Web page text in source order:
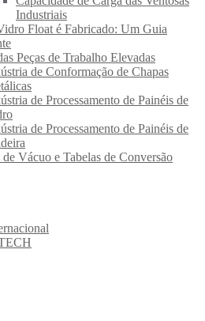
Industriais
Float é Fabricado: Um Guia
Peças de Trabalho Elevadas
de Conformação de Chapas
de Processamento de Painéis de
de Processamento de Painéis de
Vácuo e Tabelas de Conversão